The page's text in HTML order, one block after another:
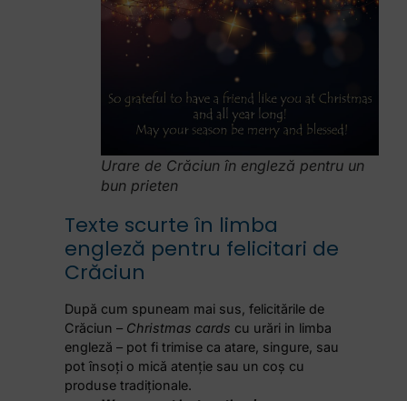
Urare de Crăciun în engleză pentru un
bun prieten
Texte scurte în limba
engleză pentru felicitari de
Crăciun
După cum spuneam mai sus, felicitările de
Crăciun – Christmas cards cu urări in limba
engleză – pot fi trimise ca atare, singure, sau
pot însoți o mică atenție sau un coș cu
produse tradiționale.